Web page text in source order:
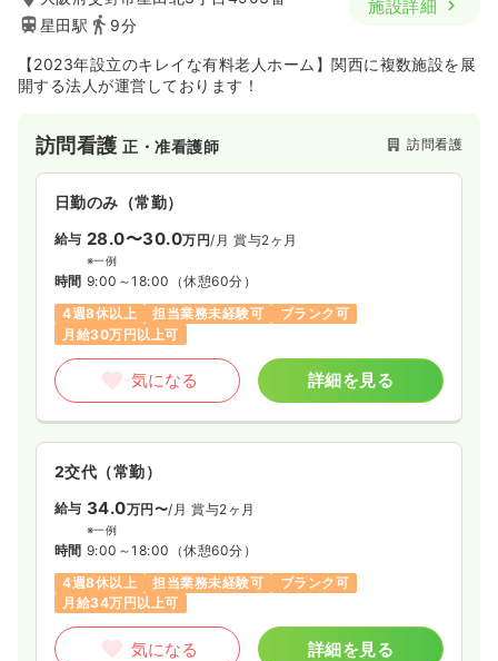
星田駅
9分
施設詳細
【2023年設立のキレイな有料老人ホーム】関西に複数施設を展
開する法人が運営しております！
訪問看護正・准看護師 訪問看護
日勤のみ（常勤）
給与 28.0〜30.0万円/月 賞与2ヶ月
※一例
時間 9:00～18:00 （休憩60分）
4週8休以上
担当業務未経験可
ブランク可
月給30万円以上可
気になる 詳細を見る
2交代（常勤）
給与 34.0万円〜/月 賞与2ヶ月
※一例
時間 9:00～18:00 （休憩60分）
4週8休以上
担当業務未経験可
ブランク可
月給34万円以上可
気になる 詳細を見る